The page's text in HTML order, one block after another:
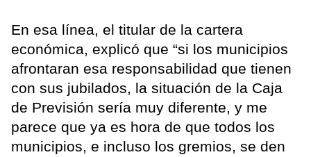
En esa línea, el titular de la cartera
económica, explicó que “si los municipios
afrontaran esa responsabilidad que tienen
con sus jubilados, la situación de la Caja
de Previsión sería muy diferente, y me
parece que ya es hora de que todos los
municipios, e incluso los gremios, se den